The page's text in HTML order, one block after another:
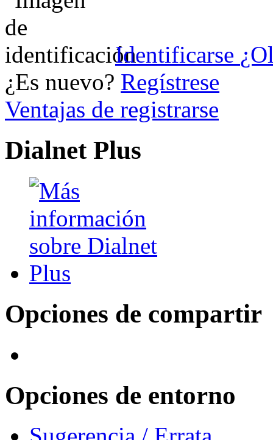
Identificarse
¿Es nuevo? Regístrese
Ventajas de registrarse
Dialnet Plus
Opciones de compartir
Opciones de entorno